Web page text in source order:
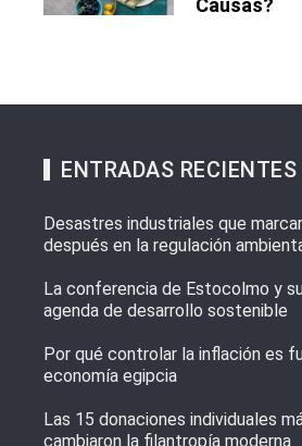
Causas?
ENTRADAS RECIENTES
Desastres industriales que
después en la regulación
La conferencia de Estocolmo y
agenda de desarrollo sostenible
Por qué controlar la inflación es
economía egipcia
Las 15 donaciones individuales
cambiaron la filantropía moderna